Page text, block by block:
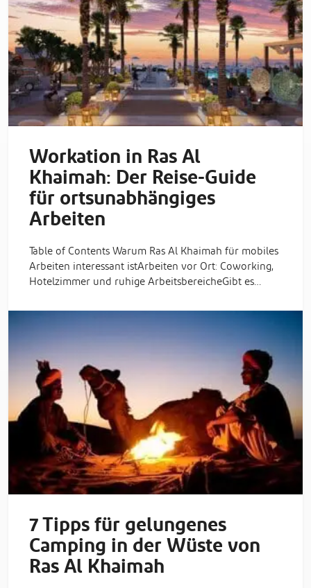
Workation in Ras Al
Khaimah: Der Reise-Guide
für ortsunabhängiges
Arbeiten
Table of Contents Warum Ras Al Khaimah für mobiles
Arbeiten interessant istArbeiten vor Ort: Coworking,
Hotelzimmer und ruhige ArbeitsbereicheGibt es…
7 Tipps für gelungenes
Camping in der Wüste von
Ras Al Khaimah